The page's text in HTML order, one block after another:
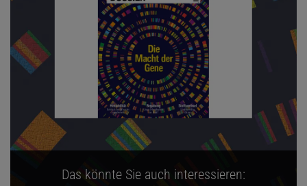
Das könnte Sie auch interessieren: